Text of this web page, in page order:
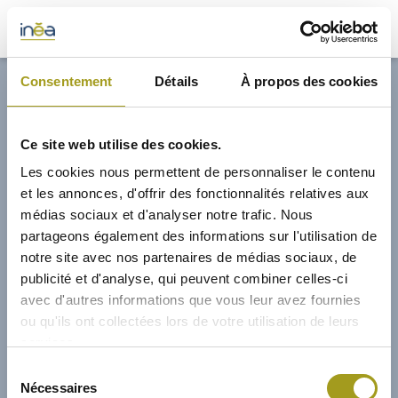
Consentement Détails À propos des cookies
Ce site web utilise des cookies.
Les cookies nous permettent de personnaliser le contenu
et les annonces, d'offrir des fonctionnalités relatives aux
médias sociaux et d'analyser notre trafic. Nous
partageons également des informations sur l'utilisation de
notre site avec nos partenaires de médias sociaux, de
publicité et d'analyse, qui peuvent combiner celles-ci
avec d'autres informations que vous leur avez fournies
ou qu'ils ont collectées lors de votre utilisation de leurs
Nécessaires
32,70€
ACTUS
INVESTISSEURS
PORTE-DOCUMENTS
GREEN BUILDING